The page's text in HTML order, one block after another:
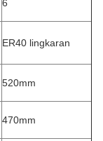
6
ER40 lingkaran
520mm
470mm